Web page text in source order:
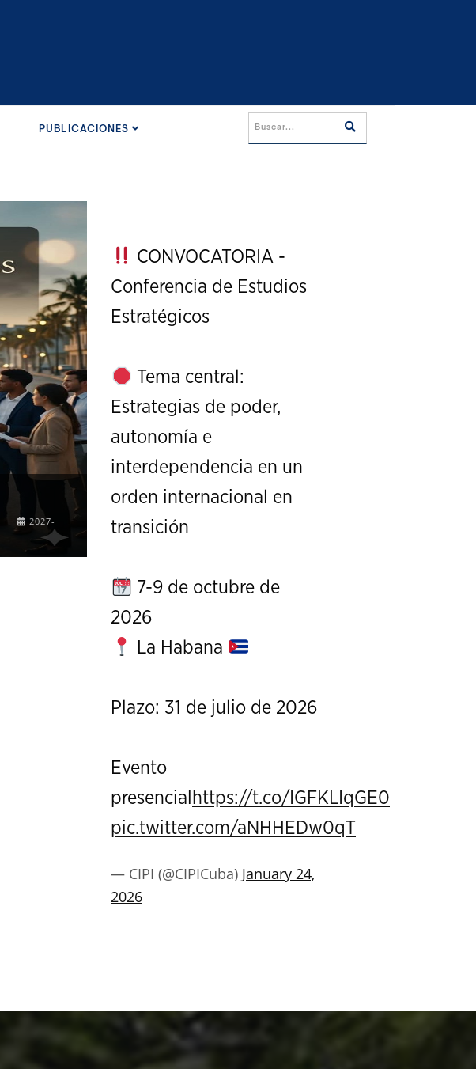
PUBLICACIONES
2027-
XI Conference on Strategic
CONVOCATORIA -
Conferencia de Estudios
Estratégicos
Tema central:
Estrategias de poder,
autonomía e
interdependencia en un
orden internacional en
transición
7-9 de octubre de
2026
La Habana
Plazo: 31 de julio de 2026
Evento
presencial https://t.co/IGFKLIqGE0
pic.twitter.com/aNHHEDw0qT
— CIPI (@CIPICuba) January 24,
2026